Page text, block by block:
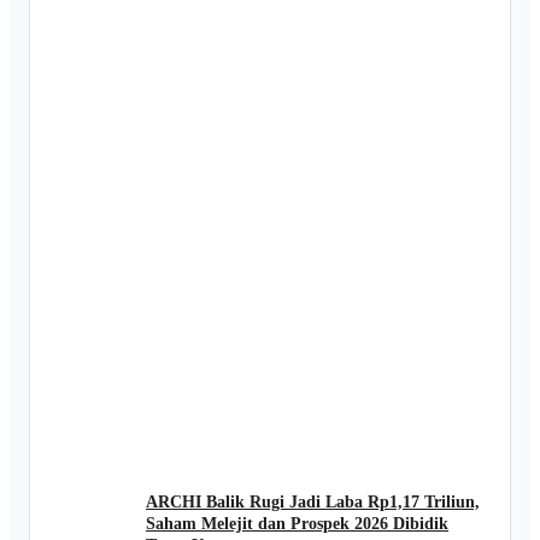
ARCHI Balik Rugi Jadi Laba Rp1,17 Triliun,
Saham Melejit dan Prospek 2026 Dibidik